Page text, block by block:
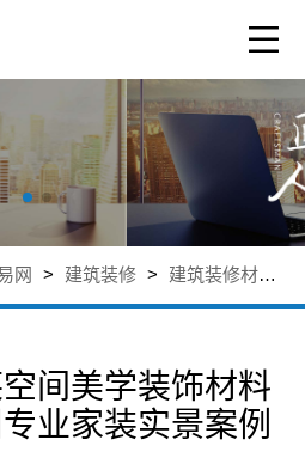
网 > 建筑装修 > 建筑装修材料
间美学装饰材料
业家装实景案例